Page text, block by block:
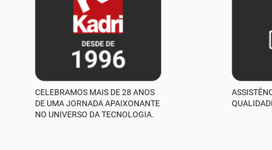
CELEBRAMOS MAIS DE 28 ANOS
DE UMA JORNADA APAIXONANTE
NO UNIVERSO DA TECNOLOGIA.